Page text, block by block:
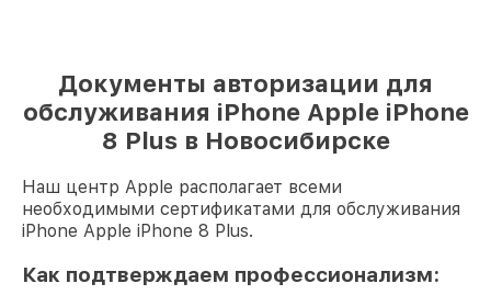
Документы авторизации для
обслуживания iPhone Apple iPhone
8 Plus в Новосибирске
Наш центр Apple располагает всеми
необходимыми сертификатами для обслуживания
iPhone Apple iPhone 8 Plus.
Как подтверждаем профессионализм: